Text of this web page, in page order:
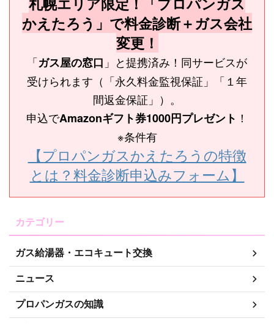
かえたろう」で料金診断＋ガス会社
変更！
「ガス屋の窓口 」と提携済み！同サービスが
受けられます（「永久料金監視保証」「１年
間返金保証」）。
申込でAmazonギフト券1000円プレゼント ！
※条件有
【プロパンガスかえたろうの特徴
とは？料金診断申込みフォーム】
カテゴリー
ガス給湯器・エコキュート交換
ニュース
プロパンガスの知識